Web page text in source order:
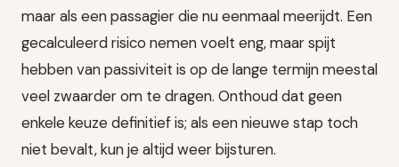
maar als een passagier die nu eenmaal meerijdt. Een
gecalculeerd risico nemen voelt eng, maar spijt
hebben van passiviteit is op de lange termijn meestal
veel zwaarder om te dragen. Onthoud dat geen
enkele keuze definitief is; als een nieuwe stap toch
niet bevalt, kun je altijd weer bijsturen.